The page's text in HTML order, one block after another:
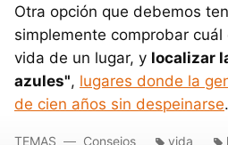
Otra opción que debemos
simplemente comprobar
vida de un lugar, y localizar
azules", lugares donde la
de cien años sin despeinarse.
TEMAS Consejos vida